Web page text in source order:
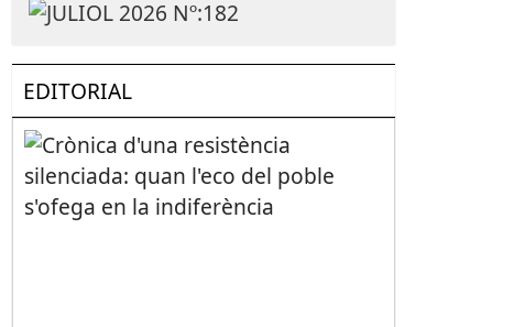
EDITORIAL